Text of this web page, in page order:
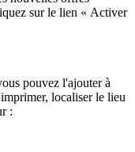
sur le lien « Activer
pouvez l'ajouter à
localiser le lieu
: